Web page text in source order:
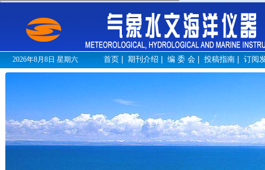
2026年8月8日 星期六 首页 期刊介绍 编 委 会 投稿指南 订阅